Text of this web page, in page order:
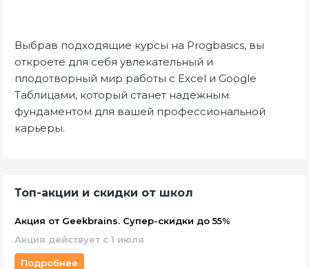
Выбрав подходящие курсы на Progbasics, вы
откроете для себя увлекательный и
плодотворный мир работы с Excel и Google
Таблицами, который станет надежным
фундаментом для вашей профессиональной
карьеры.
Топ-акции и скидки от школ
Акция от Geekbrains. Супер-скидки до 55%
Акция действует с 1 июля
Подробнее